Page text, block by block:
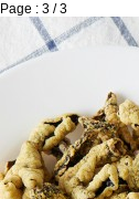
Page : 3 / 3